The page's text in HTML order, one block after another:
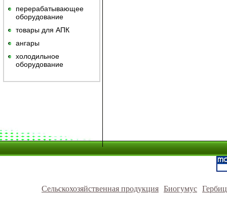
перерабатывающее
оборудование
товары для АПК
ангары
холодильное
оборудование
Сельскохозяйственная продукция Биогумус